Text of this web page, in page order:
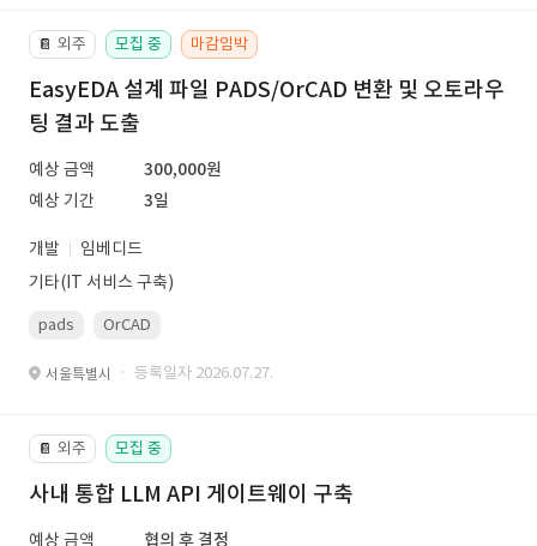
📔 외주 모집 중 마감임박
EasyEDA 설계 파일 PADS/OrCAD 변환 및 오토라우
팅 결과 도출
예상 금액
300,000원
예상 기간
3일
개발
임베디드
기타(IT 서비스 구축)
pads OrCAD
서울특별시 · 등록일자 2026.07.27.
📔 외주 모집 중
사내 통합 LLM API 게이트웨이 구축
예상 금액
협의 후 결정